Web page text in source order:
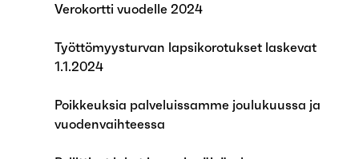
Verokortti vuodelle 2024
Työttömyysturvan lapsikorotukset laskevat
1.1.2024
Poikkeuksia palveluissamme joulukuussa ja
vuodenvaihteessa